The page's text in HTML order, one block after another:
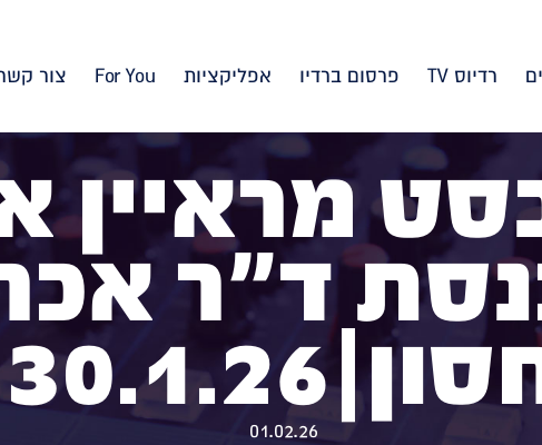
רדיוס TV פרסום ברדיו אפליקציות For You צור
מראיין
ד"ר
01.02.26